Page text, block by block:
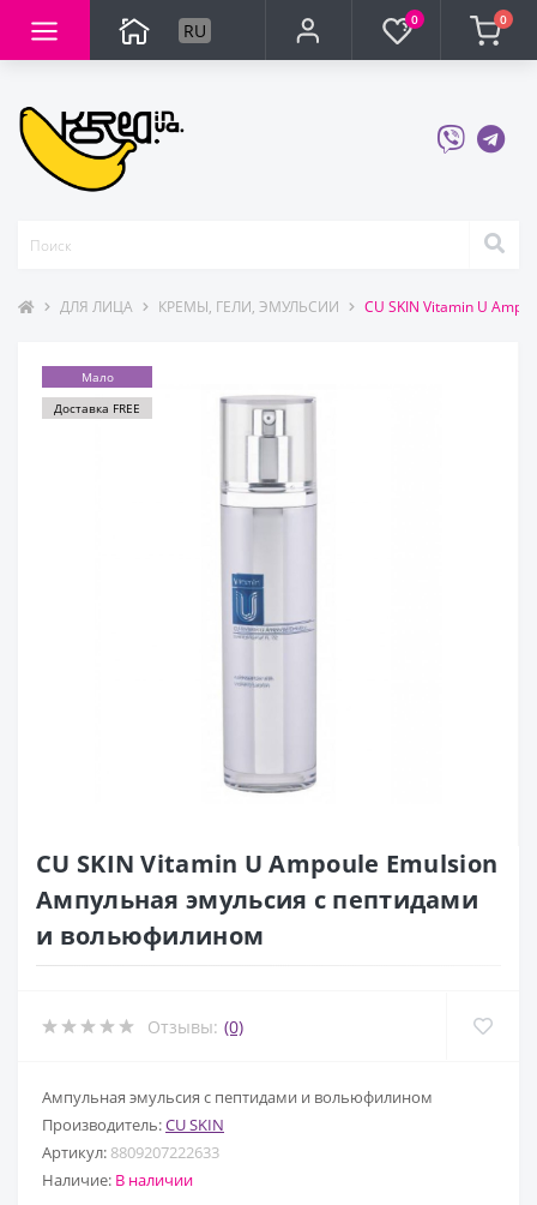
RU 0 0
ДЛЯ ЛИЦА КРЕМЫ, ГЕЛИ, ЭМУЛЬСИИ CU SKIN Vitamin U
Мало
Доставка FREE
CU SKIN Vitamin U Ampoule Emulsion
Ампульная эмульсия с пептидами
и вольюфилином
Отзывы: (0)
Ампульная эмульсия с пептидами и вольюфилином
Производитель:CU SKIN
Артикул: 8809207222633
Наличие: В наличии